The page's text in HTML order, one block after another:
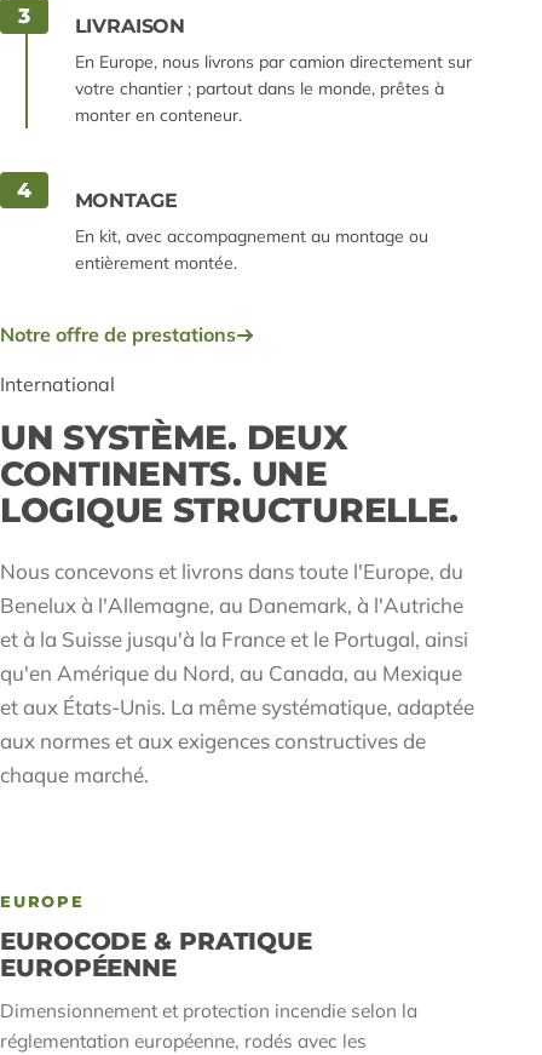
3 LIVRAISON
En Europe, nous livrons par camion directement sur
votre chantier ; partout dans le monde, prêtes à
monter en conteneur.
4 MONTAGE
En kit, avec accompagnement au montage ou
entièrement montée.
Notre offre de prestations
International
UN SYSTÈME. DEUX
CONTINENTS. UNE
LOGIQUE STRUCTURELLE.
Nous concevons et livrons dans toute l'Europe, du
Benelux à l'Allemagne, au Danemark, à l'Autriche
et à la Suisse jusqu'à la France et le Portugal, ainsi
qu'en Amérique du Nord, au Canada, au Mexique
et aux États-Unis. La même systématique, adaptée
aux normes et aux exigences constructives de
chaque marché.
EUROPE
EUROCODE & PRATIQUE
EUROPÉENNE
Dimensionnement et protection incendie selon la
réglementation européenne, rodés avec les